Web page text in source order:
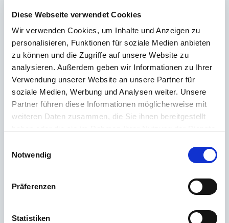
Diese Webseite verwendet Cookies
Wir verwenden Cookies, um Inhalte und Anzeigen zu
personalisieren, Funktionen für soziale Medien anbieten
zu können und die Zugriffe auf unsere Website zu
analysieren. Außerdem geben wir Informationen zu Ihrer
Verwendung unserer Website an unsere Partner für
soziale Medien, Werbung und Analysen weiter. Unsere
Partner führen diese Informationen möglicherweise mit
weiteren Daten zusammen, die Sie ihnen bereitgestellt
Notwendig
Präferenzen
Statistiken
und Tat zur Seite – schnell, kompetent und persönlich. Egal ob technische
Details, Ersatzteile oder Tipps zur Nutzung: Wir sind für dich da.
Support rund um die Uhr
Telefon
+49 (0) 800 22 77 372 / +43 (0) 662 88 921 333
Montag bis Donnerstag 09:00 bis 15:00 Uhr, Freitag 09:00 bis 12:00 Uhr
Kontakt